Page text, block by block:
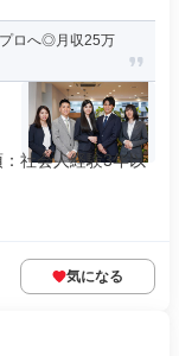
ロへ◎月収25万
社会人経験3年以
気になる